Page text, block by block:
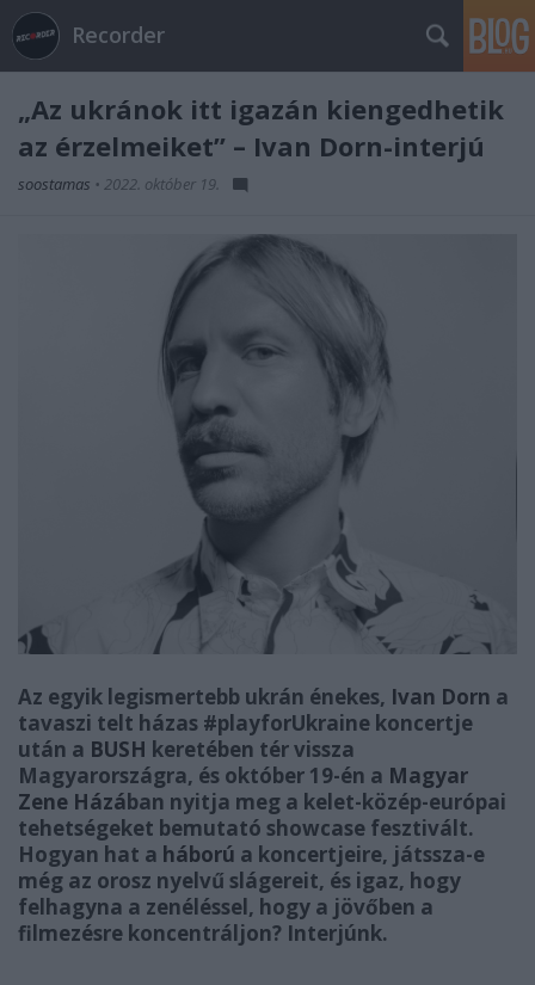
Recorder
„Az ukránok itt igazán kiengedhetik
az érzelmeiket” – Ivan Dorn-interjú
soostamas • 2022. október 19.
Az egyik legismertebb ukrán énekes, Ivan Dorn a
tavaszi telt házas #playforUkraine koncertje
után a BUSH keretében tér vissza
Magyarországra, és október 19-én a Magyar
Zene Házában nyitja meg a kelet-közép-európai
tehetségeket bemutató showcase fesztivált.
Hogyan hat a háború a koncertjeire, játssza-e
még az orosz nyelvű slágereit, és igaz, hogy
felhagyna a zenéléssel, hogy a jövőben a
filmezésre koncentráljon? Interjúnk.